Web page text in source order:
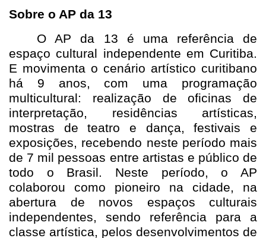
Sobre o AP da 13
O AP da 13 é uma referência de
espaço cultural independente em Curitiba.
E movimenta o cenário artístico curitibano
há 9 anos, com uma programação
multicultural: realização de oficinas de
interpretação, residências artísticas,
mostras de teatro e dança, festivais e
exposições, recebendo neste período mais
de 7 mil pessoas entre artistas e público de
todo o Brasil. Neste período, o AP
colaborou como pioneiro na cidade, na
abertura de novos espaços culturais
independentes, sendo referência para a
classe artística, pelos desenvolvimentos de